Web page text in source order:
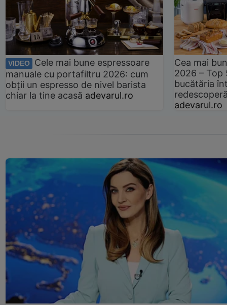
VIDEO
Cele mai bune espressoare
manuale cu portafiltru 2026: cum
obții un espresso de nivel barista
chiar la tine acasă adevarul.ro
Cea mai
2026 –
bucătăria
adevarul.ro